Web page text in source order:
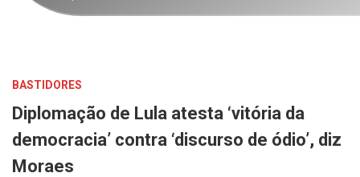
BASTIDORES
Diplomação de Lula atesta ‘vitória da
democracia’ contra ‘discurso de ódio’, diz
Moraes